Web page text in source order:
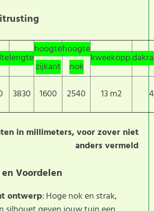
lengte
hoogte
zijkant
hoogte
nok
kweekopp.
3830 1600 2540 13 m2 4
in millimeters, voor zover niet
anders vermeld
Voordelen
ontwerp: Hoge nok en strak,